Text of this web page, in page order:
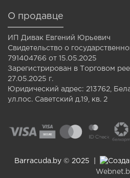
О продавце
ИП Дивак Евгений Юрьевич
Свидетельство о
791404766 от 15.05.2025
Зарегистрирован в Торговом
27.05.2025 г.
Юридический адрес: 213762,
ул.пос. Саветский д.19, кв. 2
Barracuda.by © 2025 |